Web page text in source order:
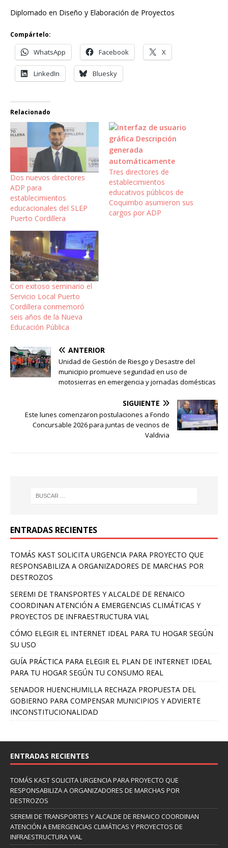
Diplomado en Diseño y Elaboración de Proyectos
Compártelo:
WhatsApp Facebook X
LinkedIn Bluesky
Relacionado
Dos nuevos directores
ADP para
establecimientos
educacionales del SLEP
Puerto Cordillera
Tres directores de
establecimientos
educativos públicos de
Coquimbo asumieron sus
cargos por ADP
Con exitoso seminario el
Servicio Local Puerto
Cordillera conmemoró
seis años de la Nueva
Educación Pública
ANTERIOR
Unidad de Gestión de Riesgo y Desastre del
municipio promueve seguridad en uso de
motosierras en emergencia y jornadas domésticas
SIGUIENTE
Este lunes comenzaron postulaciones a Fondo
Concursable 2026 para juntas de vecinos de
Valdivia
ENTRADAS RECIENTES
TOMÁS KAST SOLICITA URGENCIA PARA PROYECTO QUE
RESPONSABILIZA A ORGANIZADORES DE MARCHAS POR
DESTROZOS
SEREMI DE TRANSPORTES Y ALCALDE DE RENAICO
COORDINAN ATENCIÓN A EMERGENCIAS CLIMÁTICAS Y
PROYECTOS DE INFRAESTRUCTURA VIAL
CÓMO ELEGIR EL INTERNET IDEAL PARA TU HOGAR SEGÚN
SU USO
GUÍA PRÁCTICA PARA ELEGIR EL PLAN DE INTERNET IDEAL
PARA TU HOGAR SEGÚN TU CONSUMO REAL
SENADOR HUENCHUMILLA RECHAZA PROPUESTA DEL
GOBIERNO PARA COMPENSAR MUNICIPIOS Y ADVIERTE
INCONSTITUCIONALIDAD
ENTRADAS RECIENTES
TOMÁS KAST SOLICITA URGENCIA PARA PROYECTO QUE
RESPONSABILIZA A ORGANIZADORES DE MARCHAS POR
DESTROZOS
SEREMI DE TRANSPORTES Y ALCALDE DE RENAICO COORDINAN
ATENCIÓN A EMERGENCIAS CLIMÁTICAS Y PROYECTOS DE
INFRAESTRUCTURA VIAL